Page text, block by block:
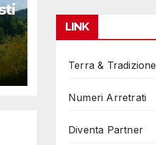
LINK
Terra & Tradizione
Numeri Arretrati
Diventa Partner